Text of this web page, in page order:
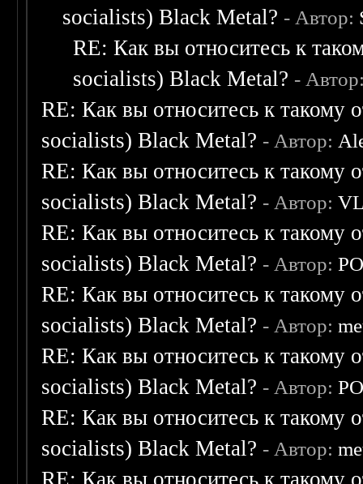
socialists) Black Metal? - Автор:
RE: Как вы относитесь к
socialists) Black Metal? -
RE: Как вы относитесь к такому
socialists) Black Metal? - Автор:
RE: Как вы относитесь к такому
socialists) Black Metal? - Автор:
RE: Как вы относитесь к такому
socialists) Black Metal? - Автор:
RE: Как вы относитесь к такому
socialists) Black Metal? - Автор:
RE: Как вы относитесь к такому
socialists) Black Metal? - Автор:
RE: Как вы относитесь к такому
socialists) Black Metal? - Автор: